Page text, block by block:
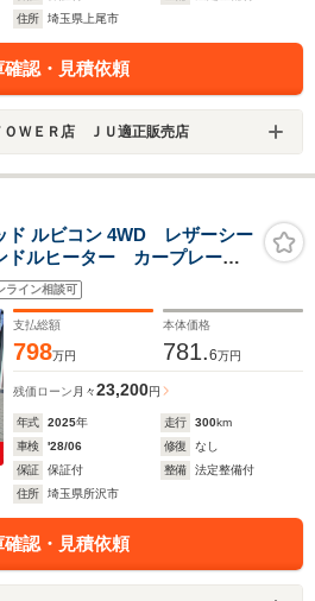
住所
埼玉県上尾市
確認・見積依頼
ＯＷＥＲ店 ＪＵ適正販売店
ルビコン 4WD レザーシー
ルヒーター カープレー対
LEDヘッドライト ア
ロール バックカメラ
ライン相談可
支払総額
798万円
本体価格
781.6万円
残価ローン 月々23,200円
年式 2025年 走行 300km
車検
'28/06 修復
なし
保証
保証付 整備
法定整備付
住所
埼玉県所沢市
確認・見積依頼